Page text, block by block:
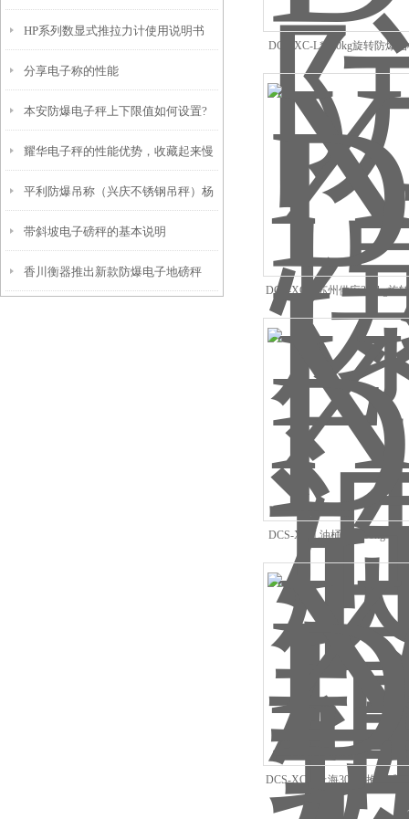
HP系列数显式推拉力计使用说明书
分享电子称的性能
本安防爆电子秤上下限值如何设置?
耀华电子秤的性能优势，收藏起来慢
慢看！
平利防爆吊称（兴庆不锈钢吊秤）杨
陵防水吊秤）宁陕隔爆吊称维修
带斜坡电子磅秤的基本说明
香川衡器推出新款防爆电子地磅秤
DCS-XC-L*300kg旋转防爆
料油桶秤报价
DCS-XC-L苏州供应300kg旋
化工用带旋转打印
DCS-XC-L油桶秤*300kg可
电子秤
DCS-XC-L上海300kg抱夹式
电子秤*